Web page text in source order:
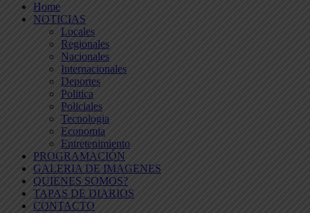
Home
NOTICIAS
Locales
Regionales
Nacionales
Internacionales
Deportes
Politica
Policiales
Tecnologia
Economia
Entretenimiento
PROGRAMACIÓN
GALERIA DE IMAGENES
QUIENES SOMOS?
TAPAS DE DIARIOS
CONTACTO